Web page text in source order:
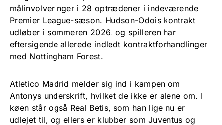
målinvolveringer i 28 optrædener i indeværende
Premier League-sæson. Hudson-Odois kontrakt
udløber i sommeren 2026, og spilleren har
eftersigende allerede indledt kontraktforhandlinger
med Nottingham Forest.
Atletico Madrid melder sig ind i kampen om
Antonys underskrift, hvilket de ikke er alene om. I
køen står også Real Betis, som han lige nu er
udlejet til, og ellers er klubber som Juventus og